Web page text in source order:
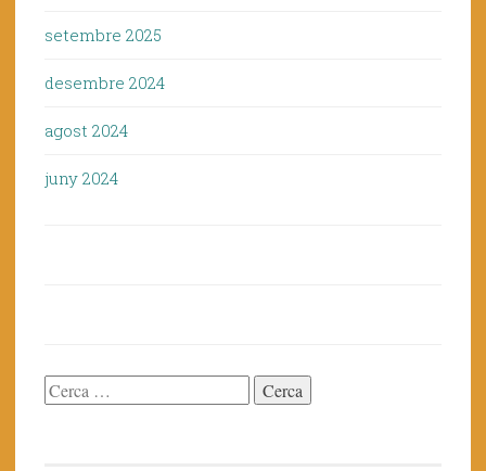
setembre 2025
desembre 2024
agost 2024
juny 2024
Cerca: